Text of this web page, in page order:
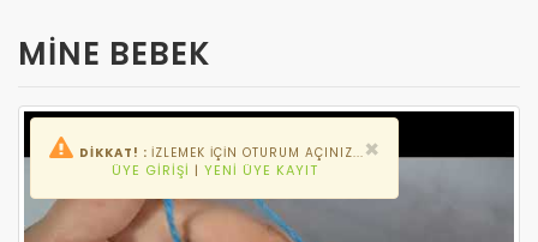
MİNE BEBEK
×
DİKKAT! : İZLEMEK IÇIN OTURUM AÇINIZ...
ÜYE GIRIŞI | YENI ÜYE KAYIT